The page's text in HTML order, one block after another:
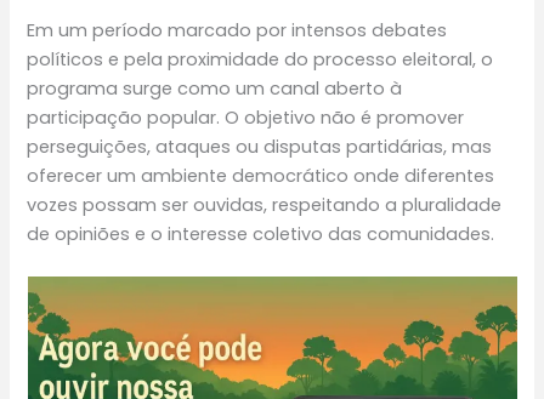
Em um período marcado por intensos debates
políticos e pela proximidade do processo eleitoral, o
programa surge como um canal aberto à
participação popular. O objetivo não é promover
perseguições, ataques ou disputas partidárias, mas
oferecer um ambiente democrático onde diferentes
vozes possam ser ouvidas, respeitando a pluralidade
de opiniões e o interesse coletivo das comunidades.